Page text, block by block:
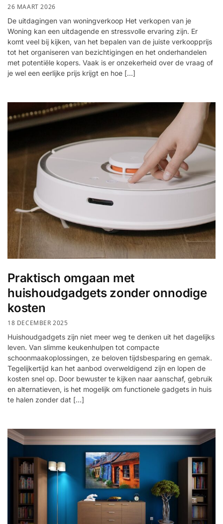
26 MAART 2026
De uitdagingen van woningverkoop Het verkopen van je
Woning kan een uitdagende en stressvolle ervaring zijn. Er
komt veel bij kijken, van het bepalen van de juiste verkoopprijs
tot het organiseren van bezichtigingen en het onderhandelen
met potentiële kopers. Vaak is er onzekerheid over de vraag of
je wel een eerlijke prijs krijgt en hoe […]
Praktisch omgaan met
huishoudgadgets zonder onnodige
kosten
18 DECEMBER 2025
Huishoudgadgets zijn niet meer weg te denken uit het dagelijks
leven. Van slimme keukenhulpen tot compacte
schoonmaakoplossingen, ze beloven tijdsbesparing en gemak.
Tegelijkertijd kan het aanbod overweldigend zijn en lopen de
kosten snel op. Door bewuster te kijken naar aanschaf, gebruik
en alternatieven, is het mogelijk om functionele gadgets in huis
te halen zonder dat […]